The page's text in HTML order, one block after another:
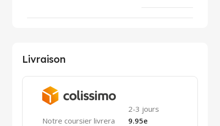
Livraison
Notre coursier livrera
2-3 jours
9.95e